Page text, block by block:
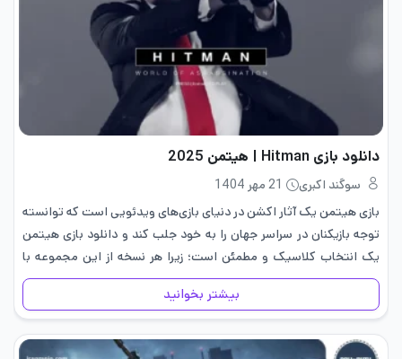
دانلود بازی Hitman | هیتمن 2025
سوگند اکبری
21 مهر 1404
بازی هیتمن یک آثار اکشن در دنیای بازی‌های ویدئویی است که توانسته
توجه بازیکنان در سراسر جهان را به خود جلب کند و دانلود بازی هیتمن
یک انتخاب کلاسیک و مطمئن است؛ زیرا هر نسخه از این مجموعه با
جزئیات…
بیشتر بخوانید